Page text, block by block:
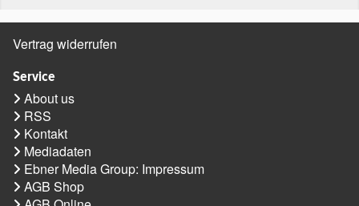
Vertrag widerrufen
Service
About us
RSS
Kontakt
Mediadaten
Ebner Media Group: Impressum
AGB Shop